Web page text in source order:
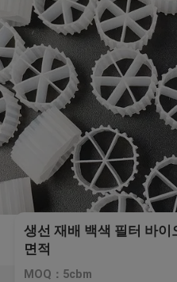
생선 재배 백색 필터 바
면적
MOQ：5cbm